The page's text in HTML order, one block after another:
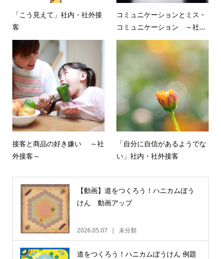
「こう見えて」社内・社外接
客
コミュニケーションとミス・
コミュニケーション ～社...
接客と商品の好き嫌い ～社
外接客～
「自分に自信があるようでな
い」社内・社外接客
【動画】道をつくろう！ハニカムぼう
けん 動画アップ
2026.05.07 未分類
道をつくろう！ハニカムぼうけん 例題